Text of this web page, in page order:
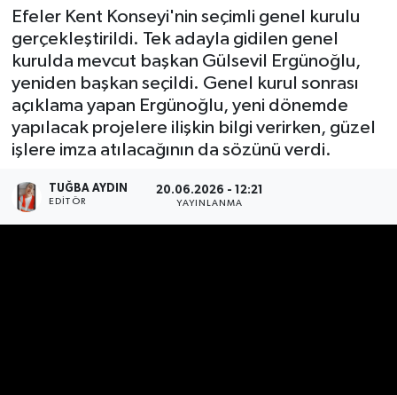
Efeler Kent Konseyi'nin seçimli genel kurulu
gerçekleştirildi. Tek adayla gidilen genel
kurulda mevcut başkan Gülsevil Ergünoğlu,
yeniden başkan seçildi. Genel kurul sonrası
açıklama yapan Ergünoğlu, yeni dönemde
yapılacak projelere ilişkin bilgi verirken, güzel
işlere imza atılacağının da sözünü verdi.
TUĞBA AYDIN
EDITÖR
20.06.2026 - 12:21
YAYINLANMA
BÜLTEN
ÇEVRE
EGE
Tüm Manşetler
Son Dakika Haberleri
Haber Arşivi